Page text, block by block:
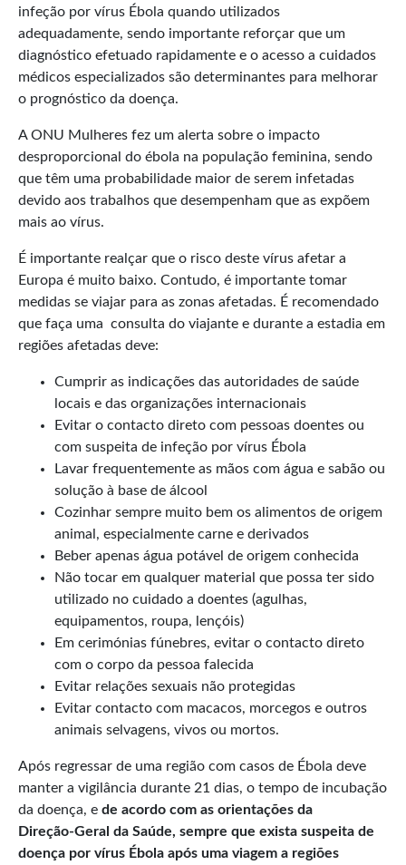
infeção por vírus Ébola quando utilizados
adequadamente, sendo importante reforçar que um
diagnóstico efetuado rapidamente e o acesso a cuidados
médicos especializados são determinantes para melhorar
o prognóstico da doença.
A ONU Mulheres fez um alerta sobre o impacto
desproporcional do ébola na população feminina, sendo
que têm uma probabilidade maior de serem infetadas
devido aos trabalhos que desempenham que as expõem
mais ao vírus.
É importante realçar que o risco deste vírus afetar a
Europa é muito baixo. Contudo, é importante tomar
medidas se viajar para as zonas afetadas. É recomendado
que faça uma consulta do viajante e durante a estadia em
regiões afetadas deve:
Cumprir as indicações das autoridades de saúde
locais e das organizações internacionais
Evitar o contacto direto com pessoas doentes ou
com suspeita de infeção por vírus Ébola
Lavar frequentemente as mãos com água e sabão ou
solução à base de álcool
Cozinhar sempre muito bem os alimentos de origem
animal, especialmente carne e derivados
Beber apenas água potável de origem conhecida
Não tocar em qualquer material que possa ter sido
utilizado no cuidado a doentes (agulhas,
equipamentos, roupa, lençóis)
Em cerimónias fúnebres, evitar o contacto direto
com o corpo da pessoa falecida
Evitar relações sexuais não protegidas
Evitar contacto com macacos, morcegos e outros
animais selvagens, vivos ou mortos.
Após regressar de uma região com casos de Ébola deve
manter a vigilância durante 21 dias, o tempo de incubação
da doença, e de acordo com as orientações da
Direção‑Geral da Saúde, sempre que exista suspeita de
doença por vírus Ébola após uma viagem a regiões